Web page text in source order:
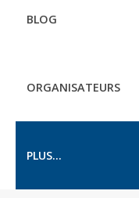
BLOG
ORGANISATEURS
PLUS...